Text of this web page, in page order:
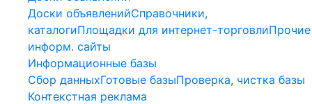
Доски объявленийСправочники,
каталогиПлощадки для интернет-торговлиПрочие
информ. сайты
Информационные базы
Сбор данныхГотовые базыПроверка, чистка базы
Контекстная реклама